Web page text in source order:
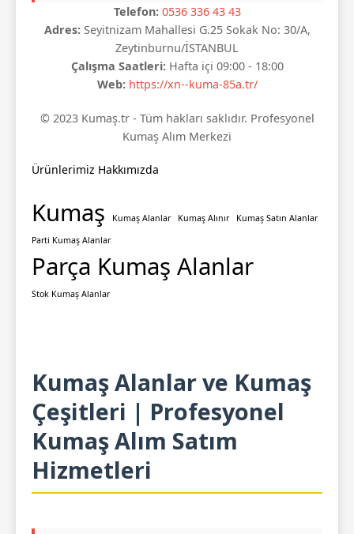
Telefon: 0536 336 43 43
Adres:Seyitnizam Mahallesi G.25 Sokak No: 30/A,
Zeytinburnu/İSTANBUL
Çalışma Saatleri:Hafta içi 09:00 - 18:00
Web: https://xn--kuma-85a.tr/
© 2023 Kumaş.tr - Tüm hakları saklıdır. Profesyonel
Kumaş Alım Merkezi
Ürünlerimiz Hakkımızda
Kumaş Kumaş Alanlar Kumaş Alınır
Kumaş Satın Alanlar
Parti Kumaş Alanlar
Parça Kumaş Alanlar
Stok Kumaş Alanlar
Kumaş Alanlar ve Kumaş
Çeşitleri | Profesyonel
Kumaş Alım Satım
Hizmetleri